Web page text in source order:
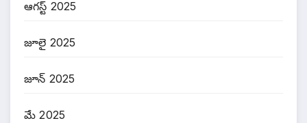
ఆగస్ట్ 2025
జూలై 2025
జూన్ 2025
మే 2025